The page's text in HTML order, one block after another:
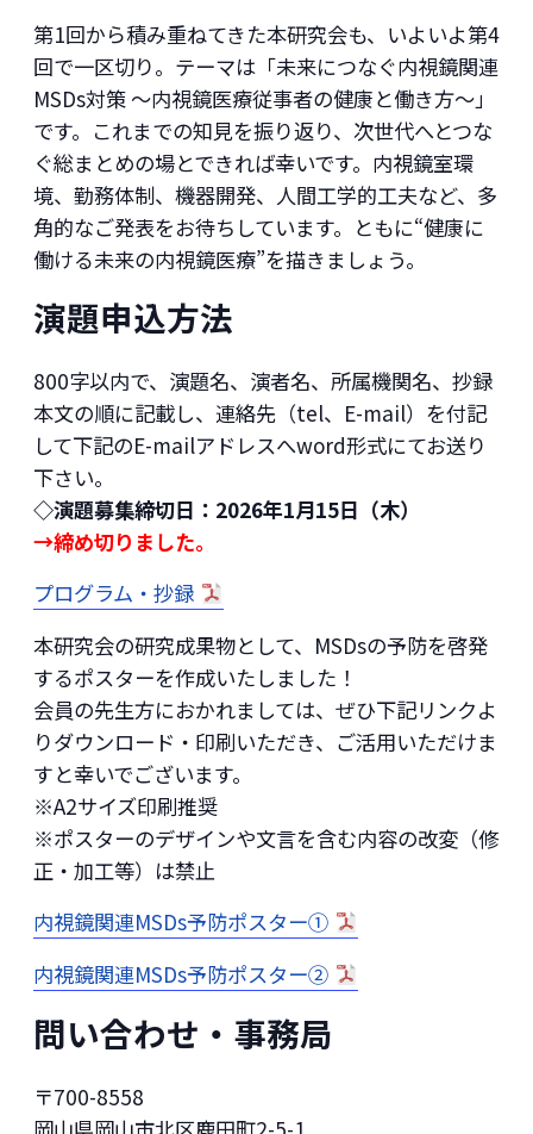
第1回から積み重ねてきた本研究会も、いよいよ第4
回で一区切り。テーマは「未来につなぐ内視鏡関連
MSDs対策 ～内視鏡医療従事者の健康と働き方～」
です。これまでの知見を振り返り、次世代へとつな
ぐ総まとめの場とできれば幸いです。内視鏡室環
境、勤務体制、機器開発、人間工学的工夫など、多
角的なご発表をお待ちしています。ともに“健康に
働ける未来の内視鏡医療”を描きましょう。
演題申込方法
800字以内で、演題名、演者名、所属機関名、抄録
本文の順に記載し、連絡先（tel、E-mail）を付記
して下記のE-mailアドレスへword形式にてお送り
下さい。
◇演題募集締切日：2026年1月15日（木）
→締め切りました。
プログラム・抄録
本研究会の研究成果物として、MSDsの予防を啓発
するポスターを作成いたしました！
会員の先生方におかれましては、ぜひ下記リンクよ
りダウンロード・印刷いただき、ご活用いただけま
すと幸いでございます。
※A2サイズ印刷推奨
※ポスターのデザインや文言を含む内容の改変（修
正・加工等）は禁止
内視鏡関連MSDs予防ポスター①
内視鏡関連MSDs予防ポスター②
問い合わせ・事務局
〒700-8558